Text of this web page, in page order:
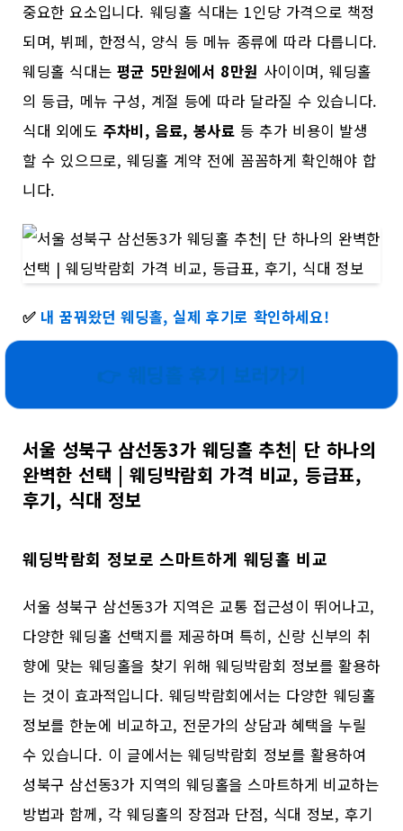
중요한 요소입니다. 웨딩홀 식대는 1인당 가격으로 책정
되며, 뷔페, 한정식, 양식 등 메뉴 종류에 따라 다릅니다.
웨딩홀 식대는 평균 5만원에서 8만원 사이이며, 웨딩홀
의 등급, 메뉴 구성, 계절 등에 따라 달라질 수 있습니다.
식대 외에도 주차비, 음료, 봉사료 등 추가 비용이 발생
할 수 있으므로, 웨딩홀 계약 전에 꼼꼼하게 확인해야 합
니다.
✅ 내 꿈꿔왔던 웨딩홀, 실제 후기로 확인하세요!
서울 성북구 삼선동3가 웨딩홀 추천| 단 하나의
완벽한 선택 | 웨딩박람회 가격 비교, 등급표,
후기, 식대 정보
웨딩박람회 정보로 스마트하게 웨딩홀 비교
서울 성북구 삼선동3가 지역은 교통 접근성이 뛰어나고,
다양한 웨딩홀 선택지를 제공하며 특히, 신랑 신부의 취
향에 맞는 웨딩홀을 찾기 위해 웨딩박람회 정보를 활용하
는 것이 효과적입니다. 웨딩박람회에서는 다양한 웨딩홀
정보를 한눈에 비교하고, 전문가의 상담과 혜택을 누릴
수 있습니다. 이 글에서는 웨딩박람회 정보를 활용하여
성북구 삼선동3가 지역의 웨딩홀을 스마트하게 비교하는
방법과 함께, 각 웨딩홀의 장점과 단점, 식대 정보, 후기